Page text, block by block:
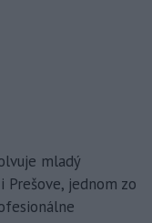
mladý
jednom zo